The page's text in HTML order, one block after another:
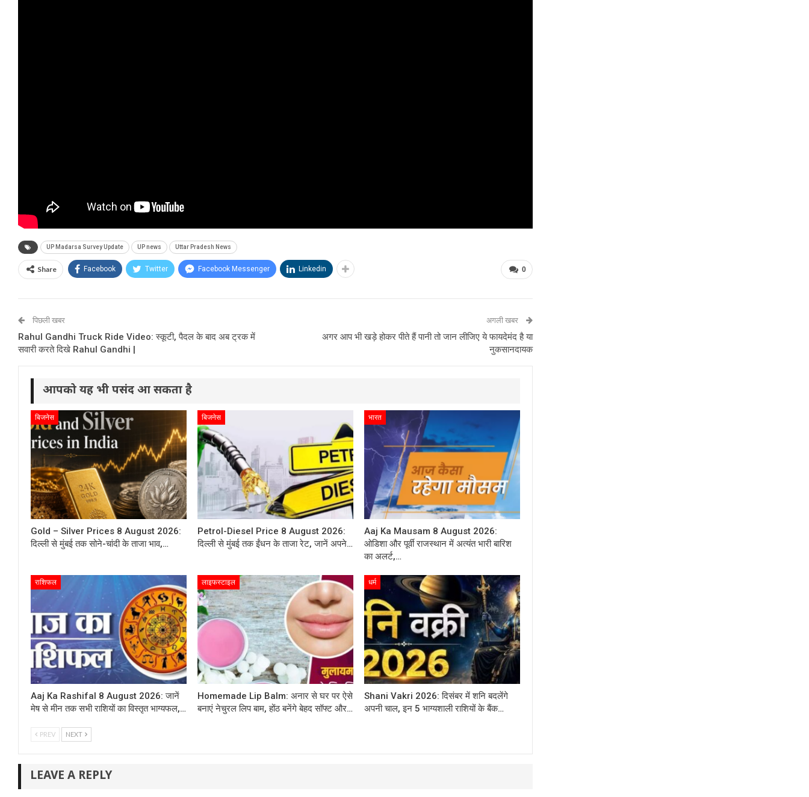
UP Madarsa Survey Update UP news Uttar Pradesh News
0
Share Facebook Twitter Facebook Messenger Linkedin
पिछली खबर
Rahul Gandhi Truck Ride Video: स्कूटी, पैदल के बाद अब ट्रक में
सवारी करते दिखे Rahul Gandhi |
अगली खबर
अगर आप भी खड़े होकर पीते हैं पानी तो जान लीजिए ये फायदेमंद है या
नुकसानदायक
आपको यह भी पसंद आ सकता है
बिजनेस
Gold – Silver Prices 8 August 2026:
दिल्ली से मुंबई तक सोने-चांदी के ताजा भाव,…
बिजनेस
Petrol-Diesel Price 8 August 2026:
दिल्ली से मुंबई तक ईंधन के ताजा रेट, जानें अपने…
भारत
Aaj Ka Mausam 8 August 2026:
ओडिशा और पूर्वी राजस्थान में अत्यंत भारी बारिश
का अलर्ट,…
राशिफल
Aaj Ka Rashifal 8 August 2026: जानें
मेष से मीन तक सभी राशियों का विस्तृत भाग्यफल,…
लाइफस्टाइल
Homemade Lip Balm: अनार से घर पर ऐसे
बनाएं नेचुरल लिप बाम, होंठ बनेंगे बेहद सॉफ्ट और…
धर्म
Shani Vakri 2026: दिसंबर में शनि बदलेंगे
अपनी चाल, इन 5 भाग्यशाली राशियों के बैंक…
PREV NEXT
LEAVE A REPLY